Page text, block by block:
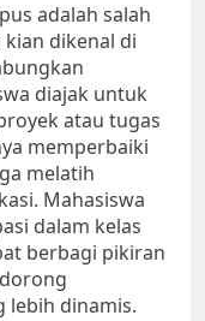
adalah salah
dikenal di
diajak untuk
atau tugas
memperbaiki
melatih
Mahasiswa
dalam kelas
berbagi pikiran
lebih dinamis.